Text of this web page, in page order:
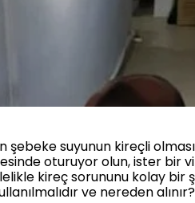
şebeke suyunun kireçli
oturuyor olun, ister bir
kireç sorununu kolay bir
ve nereden